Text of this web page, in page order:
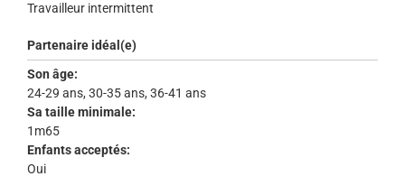
Travailleur intermittent
Partenaire idéal(e)
Son âge:
24-29 ans, 30-35 ans, 36-41 ans
Sa taille minimale:
1m65
Enfants acceptés:
Oui